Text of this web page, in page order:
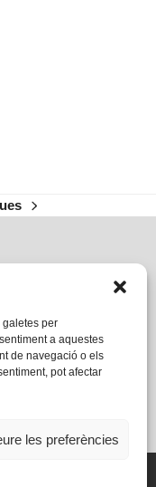
galetes per
a aquestes
de navegació o els
pot afectar
les preferències